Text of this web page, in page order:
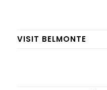
VISIT BELMONTE